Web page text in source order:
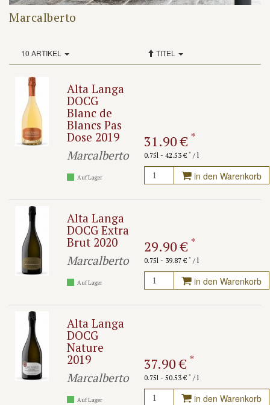
Marcalberto
10 ARTIKEL TITEL
Alta Langa
DOCG
Blanc de
Blancs Pas
Dose 2019
Marcalberto
Auf Lager
31.90 € *
0.75l - 42.53 € */ l
in den Warenkorb
Alta Langa
DOCG Extra
Brut 2020
Marcalberto
Auf Lager
29.90 € *
0.75l - 39.87 € */ l
in den Warenkorb
Alta Langa
DOCG
Nature
2019
Marcalberto
Auf Lager
37.90 € *
0.75l - 50.53 € */ l
in den Warenkorb